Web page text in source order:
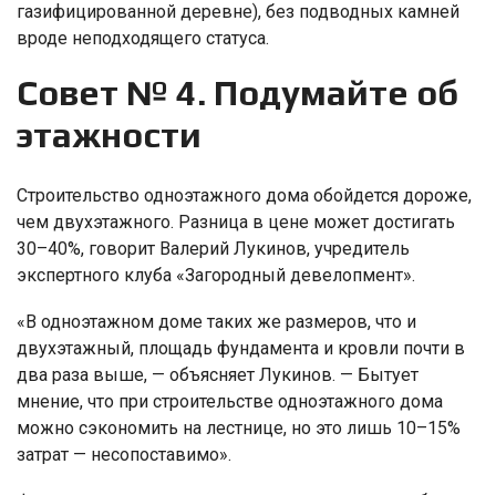
газифицированной деревне), без подводных камней
вроде неподходящего статуса.
Совет № 4. Подумайте об
этажности
Строительство одноэтажного дома обойдется дороже,
чем двухэтажного. Разница в цене может достигать
30–40%, говорит Валерий Лукинов, учредитель
экспертного клуба «Загородный девелопмент».
«В одноэтажном доме таких же размеров, что и
двухэтажный, площадь фундамента и кровли почти в
два раза выше, — объясняет Лукинов. — Бытует
мнение, что при строительстве одноэтажного дома
можно сэкономить на лестнице, но это лишь 10–15%
затрат — несопоставимо».